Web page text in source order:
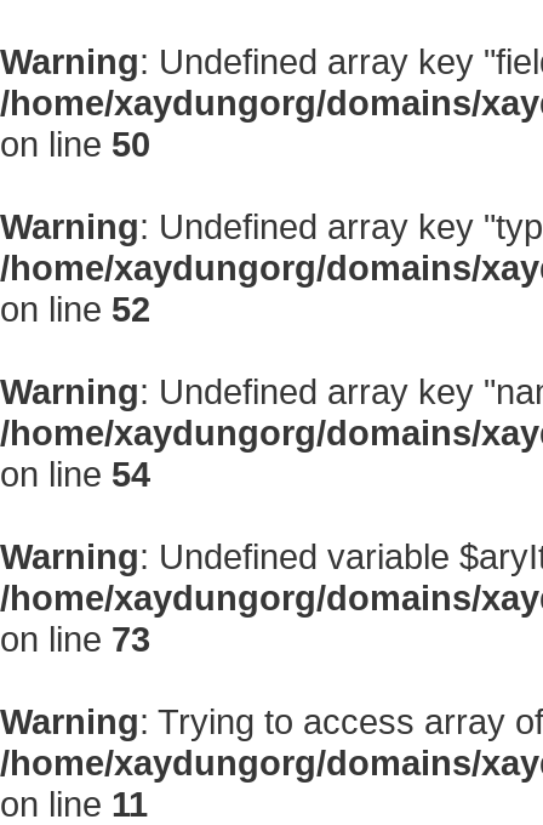
Warning: Undefined array key
/home/xaydungorg/domains/
on line 50
Warning: Undefined array key
/home/xaydungorg/domains/
on line 52
Warning: Undefined array key
/home/xaydungorg/domains/
on line 54
Warning: Undefined variable
/home/xaydungorg/domains/
on line 73
Warning: Trying to access array
/home/xaydungorg/domains/
on line 11